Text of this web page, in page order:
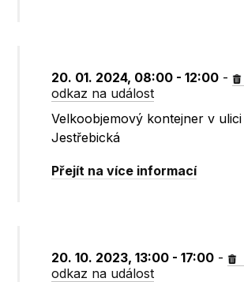
20. 01. 2024, 08:00 - 12:00 -
odkaz na událost
Velkoobjemový kontejner v
Jestřebická
Přejít na více informací
20. 10. 2023, 13:00 - 17:00 -
odkaz na událost